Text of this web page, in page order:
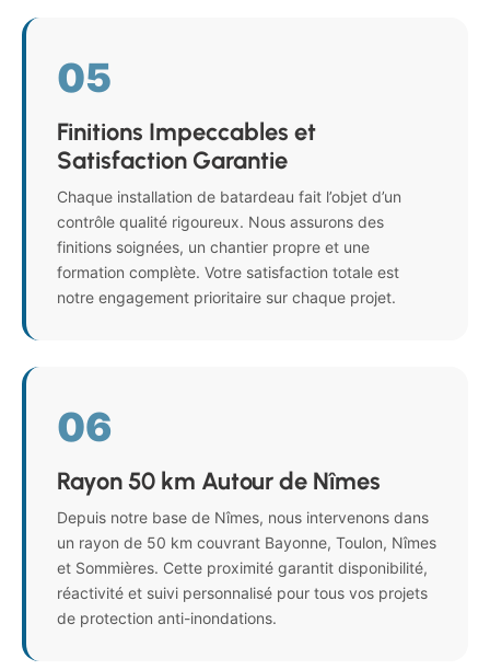
05
Finitions Impeccables et
Satisfaction Garantie
Chaque installation de batardeau fait l’objet d’un
contrôle qualité rigoureux. Nous assurons des
finitions soignées, un chantier propre et une
formation complète. Votre satisfaction totale est
notre engagement prioritaire sur chaque projet.
06
Rayon 50 km Autour de Nîmes
Depuis notre base de Nîmes, nous intervenons dans
un rayon de 50 km couvrant Bayonne, Toulon, Nîmes
et Sommières. Cette proximité garantit disponibilité,
réactivité et suivi personnalisé pour tous vos projets
de protection anti-inondations.